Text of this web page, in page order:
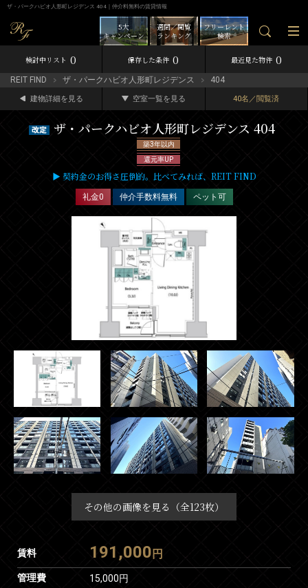
ザ・パークハビオ人形町レジデンス 404｜仲介料無料の賃貸情報
フリーレント
検索
週間／閲覧
ランキング
5大
キャンペーン
検討中リスト 0 保存した条件 0 最近見た物件 0
REIT FIND ザ・パークハビオ人形町レジデンス 404
建物詳細を見る 空室一覧を見る 40名／閲覧済
ザ・パークハビオ人形町レジデンス 404
築3年以内
還元率UP
▶ 契約金のお得さ圧倒的。比べてみれば、REIT FIND
礼金0 仲介手数料無料 ペット可
その他の画像を見る（全123枚）
賃料 191,000 円
管理費 15,000円